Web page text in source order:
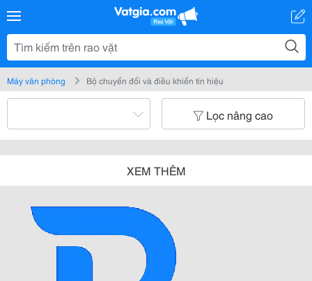
Máy văn phòng Bộ chuyển đổi và điều khiển tín hiệu
Lọc nâng cao
XEM THÊM